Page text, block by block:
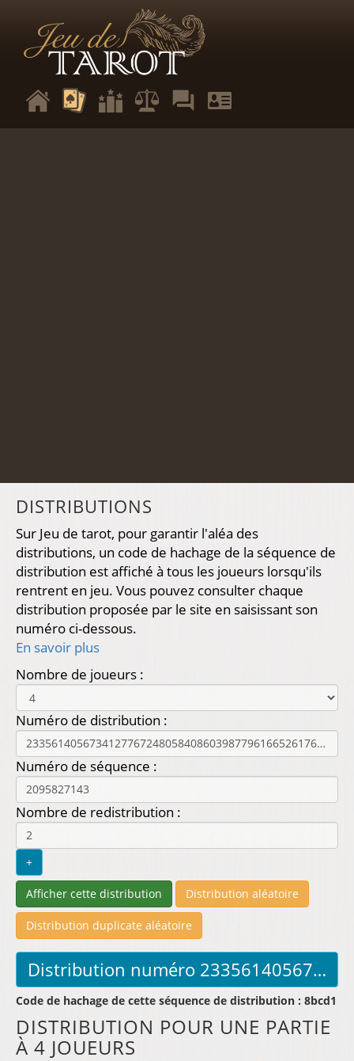
DISTRIBUTIONS
Sur Jeu de tarot, pour garantir l'aléa des
distributions, un code de hachage de la séquence de
distribution est affiché à tous les joueurs lorsqu'ils
rentrent en jeu. Vous pouvez consulter chaque
distribution proposée par le site en saisissant son
numéro ci-dessous.
En savoir plus
Nombre de joueurs :
Numéro de distribution :
Numéro de séquence :
Nombre de redistribution :
Code de hachage de cette séquence de distribution : 8bcd1
DISTRIBUTION POUR UNE PARTIE
À 4 JOUEURS